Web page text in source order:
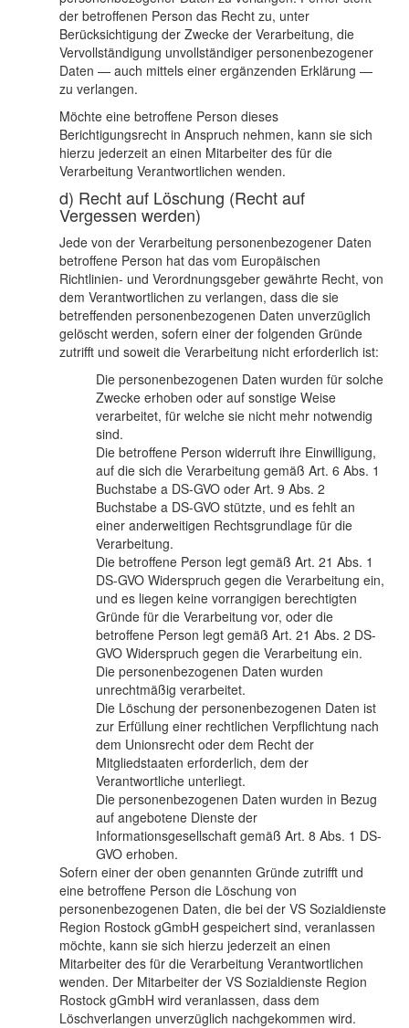
der betroffenen Person das Recht zu, unter
Berücksichtigung der Zwecke der Verarbeitung, die
Vervollständigung unvollständiger personenbezogener
Daten — auch mittels einer ergänzenden Erklärung —
zu verlangen.
Möchte eine betroffene Person dieses
Berichtigungsrecht in Anspruch nehmen, kann sie sich
hierzu jederzeit an einen Mitarbeiter des für die
Verarbeitung Verantwortlichen wenden.
d) Recht auf Löschung (Recht auf
Vergessen werden)
Jede von der Verarbeitung personenbezogener Daten
betroffene Person hat das vom Europäischen
Richtlinien- und Verordnungsgeber gewährte Recht, von
dem Verantwortlichen zu verlangen, dass die sie
betreffenden personenbezogenen Daten unverzüglich
gelöscht werden, sofern einer der folgenden Gründe
zutrifft und soweit die Verarbeitung nicht erforderlich ist:
Die personenbezogenen Daten wurden für solche
Zwecke erhoben oder auf sonstige Weise
verarbeitet, für welche sie nicht mehr notwendig
sind.
Die betroffene Person widerruft ihre Einwilligung,
auf die sich die Verarbeitung gemäß Art. 6 Abs. 1
Buchstabe a DS-GVO oder Art. 9 Abs. 2
Buchstabe a DS-GVO stützte, und es fehlt an
einer anderweitigen Rechtsgrundlage für die
Verarbeitung.
Die betroffene Person legt gemäß Art. 21 Abs. 1
DS-GVO Widerspruch gegen die Verarbeitung ein,
und es liegen keine vorrangigen berechtigten
Gründe für die Verarbeitung vor, oder die
betroffene Person legt gemäß Art. 21 Abs. 2 DS-
GVO Widerspruch gegen die Verarbeitung ein.
Die personenbezogenen Daten wurden
unrechtmäßig verarbeitet.
Die Löschung der personenbezogenen Daten ist
zur Erfüllung einer rechtlichen Verpflichtung nach
dem Unionsrecht oder dem Recht der
Mitgliedstaaten erforderlich, dem der
Verantwortliche unterliegt.
Die personenbezogenen Daten wurden in Bezug
auf angebotene Dienste der
Informationsgesellschaft gemäß Art. 8 Abs. 1 DS-
GVO erhoben.
Sofern einer der oben genannten Gründe zutrifft und
eine betroffene Person die Löschung von
personenbezogenen Daten, die bei der VS Sozialdienste
Region Rostock gGmbH gespeichert sind, veranlassen
möchte, kann sie sich hierzu jederzeit an einen
Mitarbeiter des für die Verarbeitung Verantwortlichen
wenden. Der Mitarbeiter der VS Sozialdienste Region
Rostock gGmbH wird veranlassen, dass dem
Löschverlangen unverzüglich nachgekommen wird.